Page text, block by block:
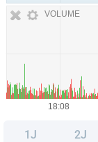
VOLUME
1J 2J